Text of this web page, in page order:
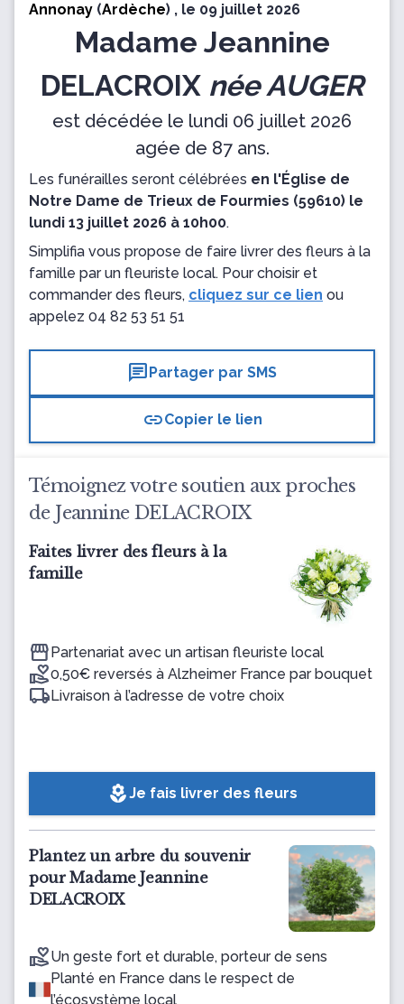
Annonay (Ardèche) , le 09 juillet 2026
Madame Jeannine
DELACROIX née AUGER
est décédée le lundi 06 juillet 2026
agée de 87 ans.
Les funérailles seront célébrées en l'Église de
Notre Dame de Trieux de Fourmies (59610) le
lundi 13 juillet 2026 à 10h00.
Simplifia vous propose de faire livrer des fleurs à la
famille par un fleuriste local. Pour choisir et
commander des fleurs, cliquez sur ce lien ou
appelez 04 82 53 51 51
chatPartager par SMS
linkCopier le lien
Témoignez votre soutien aux proches
de Jeannine DELACROIX
Faites livrer des fleurs à la
famille
Partenariat avec un artisan fleuriste local
0,50€ reversés à Alzheimer France par bouquet
Livraison à l’adresse de votre choix
local_floristJe fais livrer des fleurs
Plantez un arbre du souvenir
pour Madame Jeannine
DELACROIX
Un geste fort et durable, porteur de sens
Planté en France dans le respect de
l’écosystème local